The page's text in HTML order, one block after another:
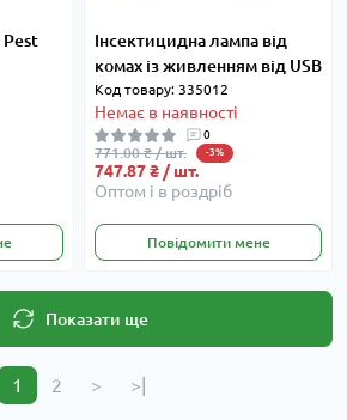
Pest
Інсектицидна лампа від
комах із живленням від USB
Код товару: 335012
Немає в наявності
0
771.00 ₴ / шт. -3%
747.87 ₴ / шт.
Оптом і в роздріб
Повідомити мене
Показати ще
1 2 > >|